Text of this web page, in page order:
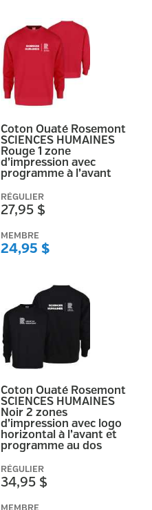
Coton Ouaté Rosemont
SCIENCES HUMAINES
Rouge 1 zone
d’impression avec
programme à l’avant
RÉGULIER
27,95 $
MEMBRE
24,95 $
Coton Ouaté Rosemont
SCIENCES HUMAINES
Noir 2 zones
d’impression avec logo
horizontal à l’avant et
programme au dos
RÉGULIER
34,95 $
MEMBRE